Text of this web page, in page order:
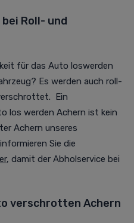
Roll- und
für das Auto loswerden
Es werden auch roll-
Ein
los werden Achern ist kein
Achern unseres
Sie die
, damit der Abholservice bei
verschrotten Achern